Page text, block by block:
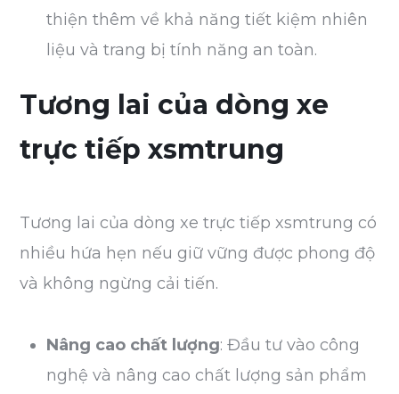
thiện thêm về khả năng tiết kiệm nhiên
liệu và trang bị tính năng an toàn.
Tương lai của dòng xe
trực tiếp xsmtrung
Tương lai của dòng xe trực tiếp xsmtrung có
nhiều hứa hẹn nếu giữ vững được phong độ
và không ngừng cải tiến.
Nâng cao chất lượng: Đầu tư vào công
nghệ và nâng cao chất lượng sản phẩm